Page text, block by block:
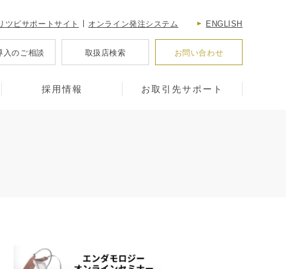
ツビサポートサイト オンライン発注システム ENGLISH
入のご相談 取扱店検索 お問い合わせ
採用情報 お取引先サポート